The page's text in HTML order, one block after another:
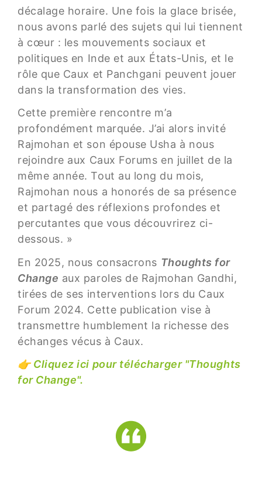
décalage horaire. Une fois la glace brisée,
nous avons parlé des sujets qui lui tiennent
à cœur : les mouvements sociaux et
politiques en Inde et aux États-Unis, et le
rôle que Caux et Panchgani peuvent jouer
dans la transformation des vies.
Cette première rencontre m’a
profondément marquée. J’ai alors invité
Rajmohan et son épouse Usha à nous
rejoindre aux Caux Forums en juillet de la
même année. Tout au long du mois,
Rajmohan nous a honorés de sa présence
et partagé des réflexions profondes et
percutantes que vous découvrirez ci-
dessous. »
En 2025, nous consacrons Thoughts for
Change aux paroles de Rajmohan Gandhi,
tirées de ses interventions lors du Caux
Forum 2024. Cette publication vise à
transmettre humblement la richesse des
échanges vécus à Caux.
👉 Cliquez ici pour télécharger "Thoughts
for Change".